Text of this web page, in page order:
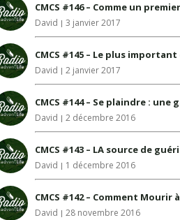
CMCS #146 – Comme un
David 3 janvier 2017
CMCS #145 – Le plus
David 2 janvier 2017
CMCS #144 – Se plaindre :
David 2 décembre 2016
CMCS #143 – LA source de
David 1 décembre 2016
CMCS #142 – Comment Mourir
David 28 novembre 2016